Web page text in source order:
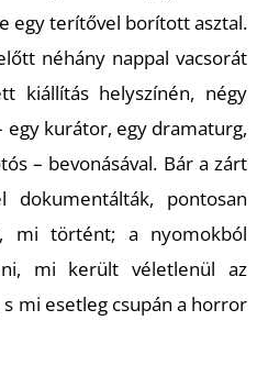
egy terítővel borított asztal.
néhány nappal vacsorát
kiállítás helyszínén, négy
egy kurátor, egy dramaturg,
– bevonásával. Bár a zárt
pontosan
mi történt; a nyomokból
mi került véletlenül az
mi esetleg csupán a horror